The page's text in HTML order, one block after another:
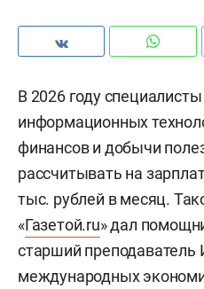
В 2026 году
информационных
финансов и добычи
рассчитывать на
тыс. рублей в месяц.
«Газетой.ru» дал
старший преподаватель
международных